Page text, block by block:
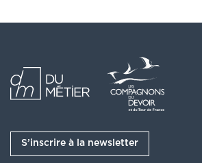
S’inscrire à la newsletter